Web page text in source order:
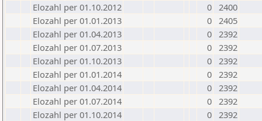
Elozahl per 01.10.2012
0 2400
Elozahl per 01.01.2013
0 2405
Elozahl per 01.04.2013
0 2392
Elozahl per 01.07.2013
0 2392
Elozahl per 01.10.2013
0 2392
Elozahl per 01.01.2014
0 2392
Elozahl per 01.04.2014
0 2392
Elozahl per 01.07.2014
0 2392
Elozahl per 01.10.2014
0 2392